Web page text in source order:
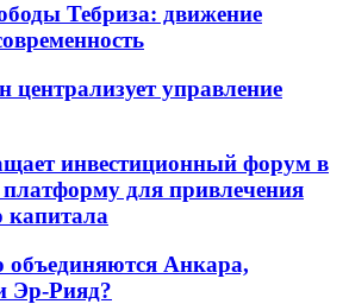
Тебриза: движение
централизует управление
инвестиционный форум в
для привлечения
капитала
объединяются Анкара,
Эр-Рияд?